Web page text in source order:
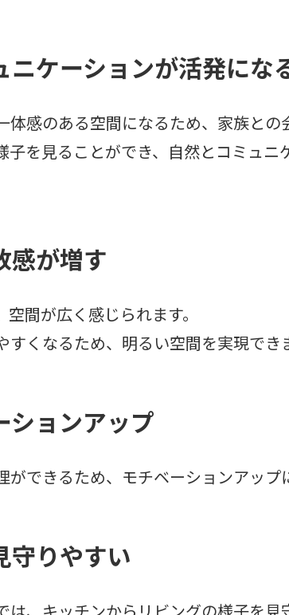
ニケーションが活発にな
体感のある空間になるため、家族との
子を見ることができ、自然とコミュニ
感が増す
間が広く感じられます。
すくなるため、明るい空間を実現でき
ションアップ
できるため、モチベーションアップ
守りやすい
は、キッチンからリビングの様子を見